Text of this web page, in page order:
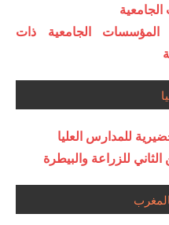
الجامعية ذات
للمدارس العليا
للزراعة والبيطرة